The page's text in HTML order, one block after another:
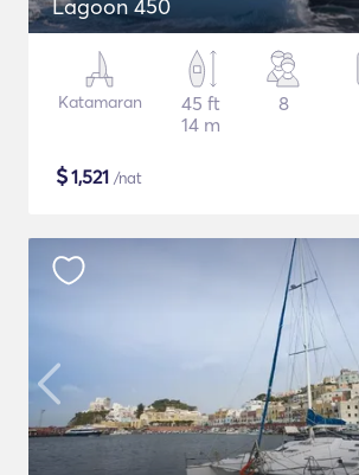
Lagoon 450
Katamaran
45 ft
14 m
8
$1,521 /nat